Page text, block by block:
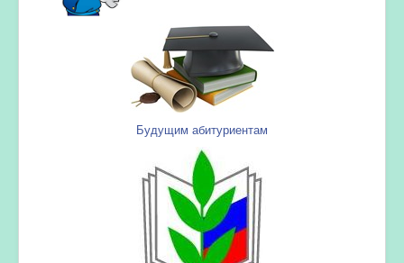
Будущим абитуриентам